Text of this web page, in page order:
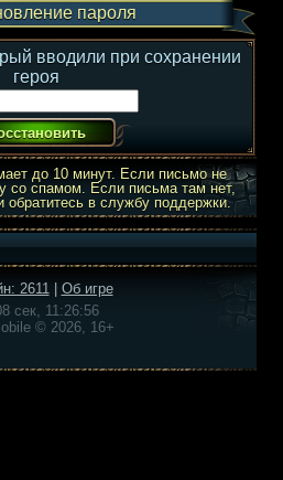
пароля
вводили при сохранении
героя
до 10 минут. Если письмо не
со спамом. Если письма там нет,
обратитесь в службу поддержки.
2611| Об игре
сек, 11:26:56
© 2026, 16+